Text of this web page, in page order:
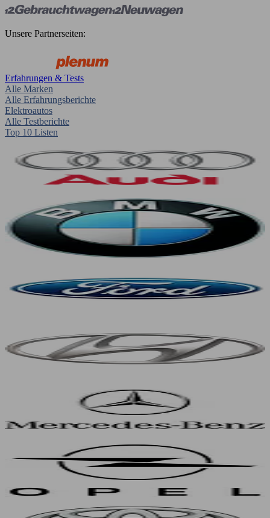
Unsere Partnerseiten:
Erfahrungen & Tests
Alle Marken
Alle Erfahrungsberichte
Elektroautos
Alle Testberichte
Top 10 Listen